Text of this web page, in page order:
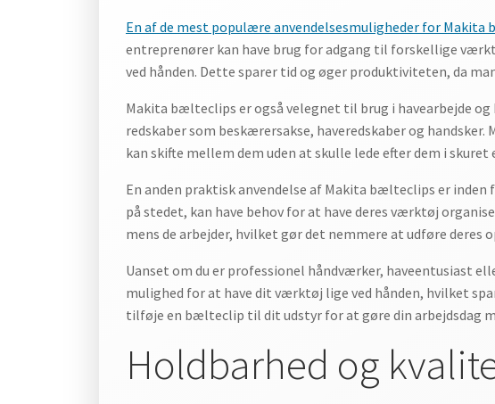
En af de mest populære anvendelsesmuligheder for
entreprenører kan have brug for adgang til forskellige
ved hånden. Dette sparer tid og øger produktiviteten, da
Makita bælteclips er også velegnet til brug i havearbejde
redskaber som beskærersakse, haveredskaber og
kan skifte mellem dem uden at skulle lede efter dem i
En anden praktisk anvendelse af Makita bælteclips er
på stedet, kan have behov for at have deres værktøj
mens de arbejder, hvilket gør det nemmere at udføre deres
Uanset om du er professionel håndværker, haveentusiast
mulighed for at have dit værktøj lige ved hånden, hvilket
tilføje en bælteclip til dit udstyr for at gøre din arbejdsdag
Holdbarhed og